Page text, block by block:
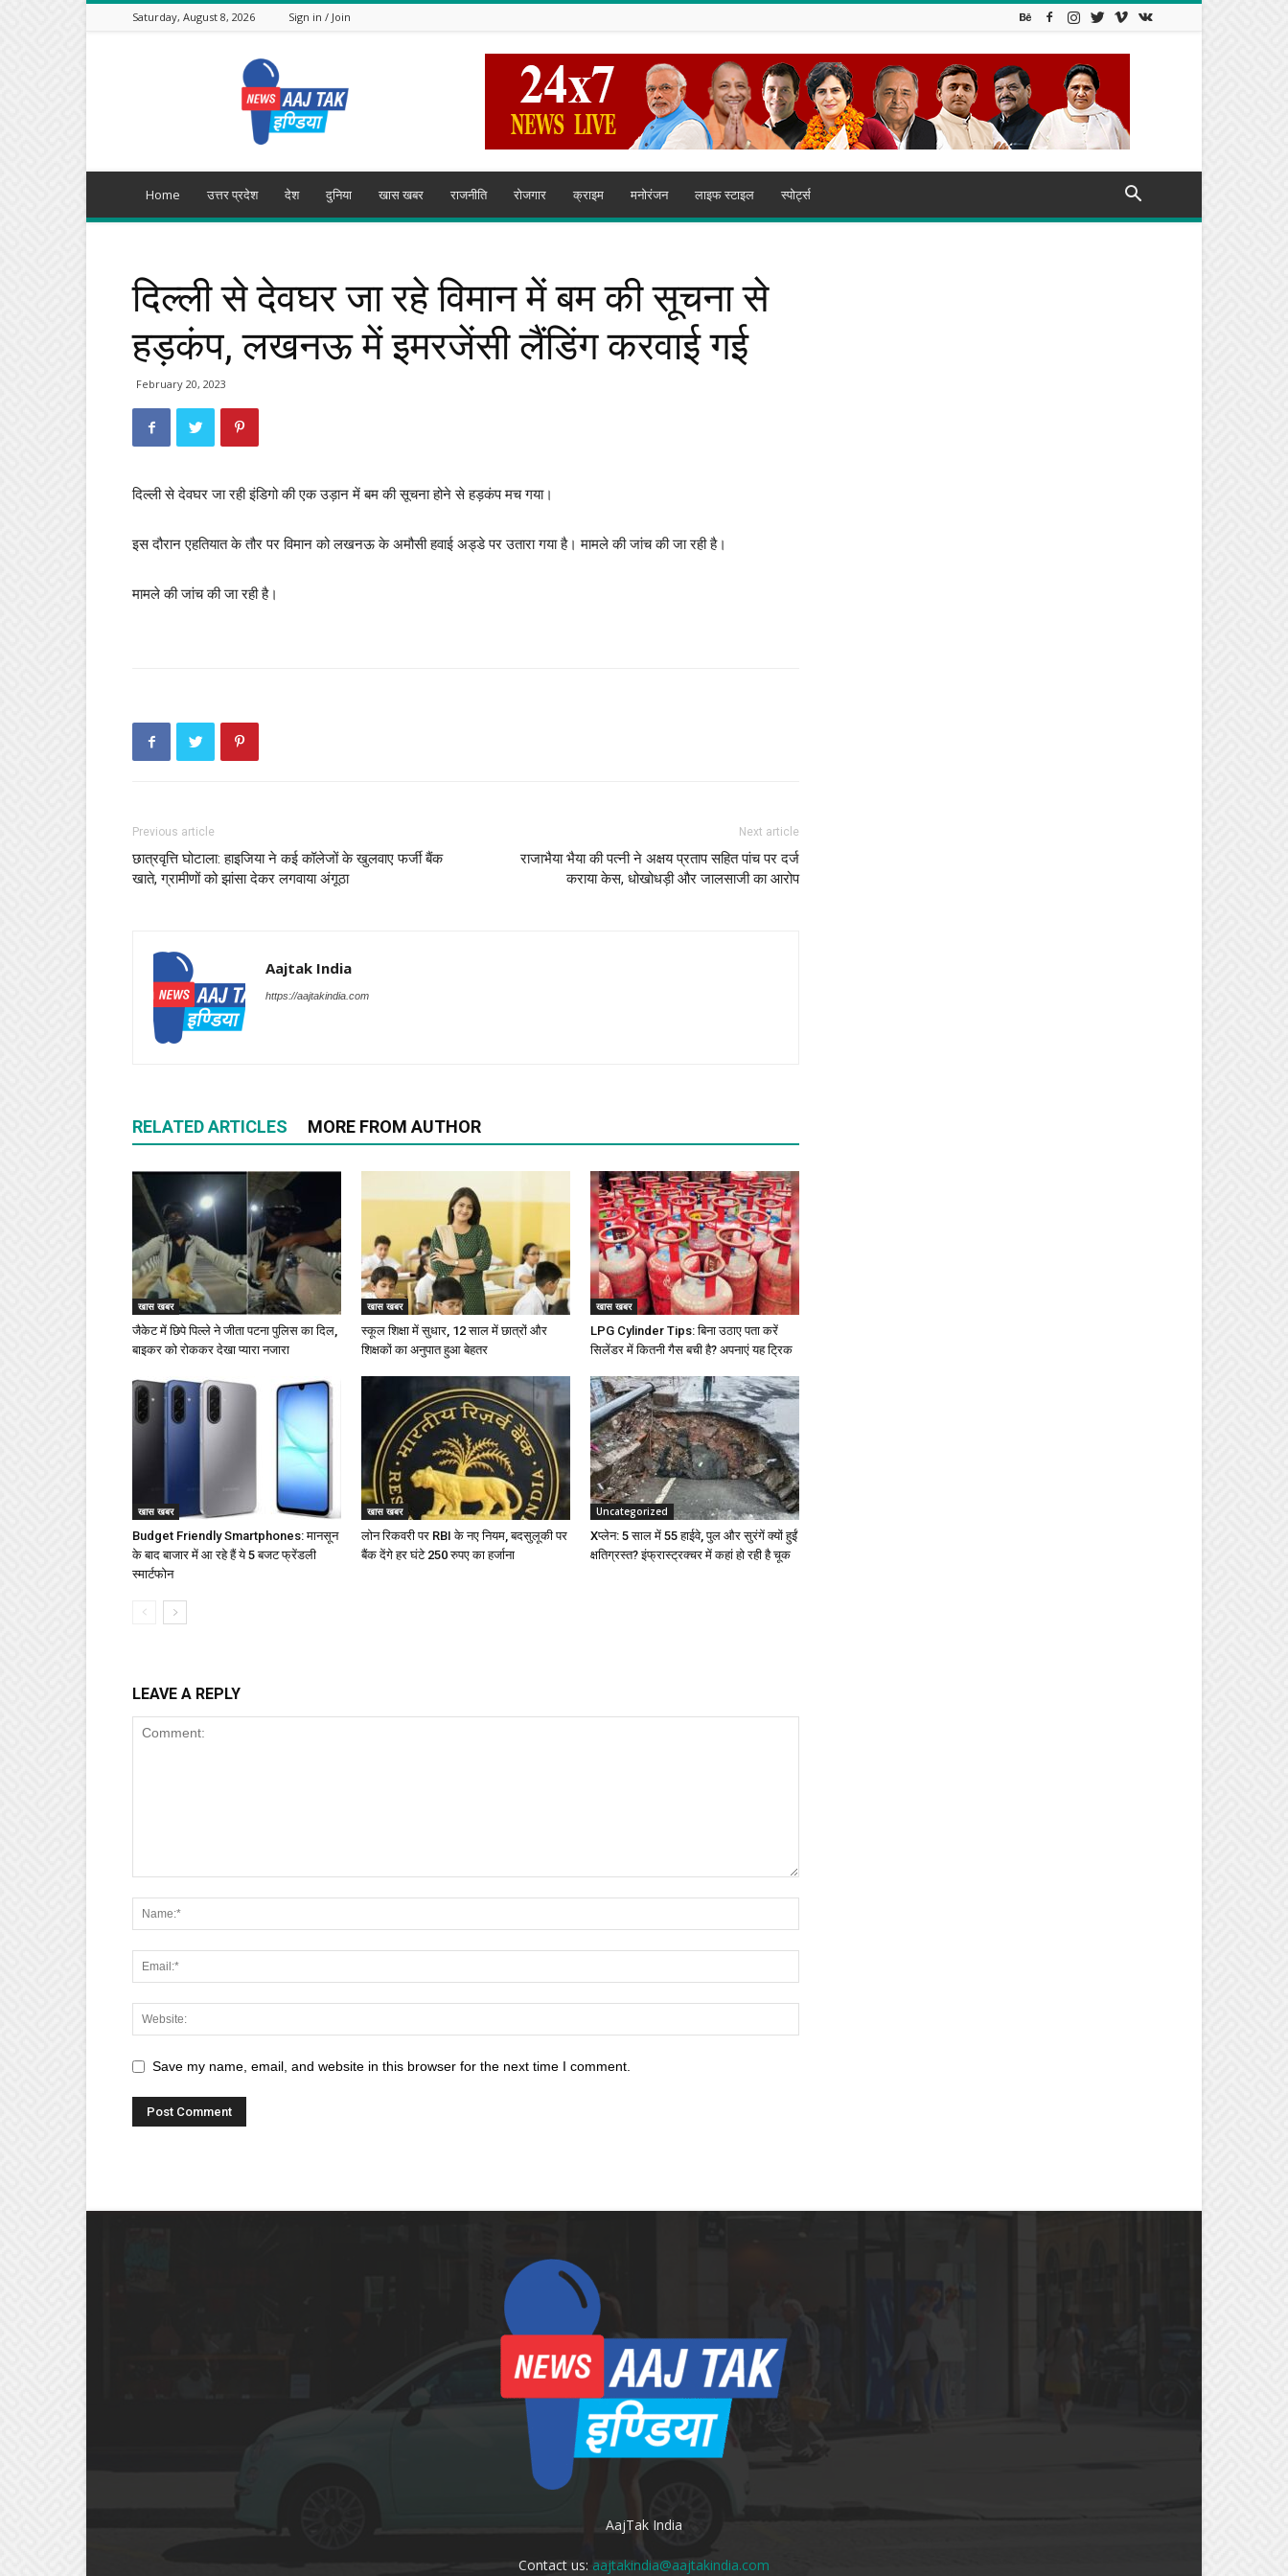
Saturday, August 8, 2026 Sign in / Join
India
Home उत्तर प्रदेश देश दुनिया खास खबर राजनीति रोजगार क्राइम मनोरंजन लाइफ स्टाइल स्पोर्ट्स
दिल्ली से देवघर जा रहे विमान में बम की सूचना से
हड़कंप, लखनऊ में इमरजेंसी लैंडिंग करवाई गई
February 20, 2023
दिल्ली से देवघर जा रही इंडिगो की एक उड़ान में बम की सूचना होने से हड़कंप मच गया।
इस दौरान एहतियात के तौर पर विमान को लखनऊ के अमौसी हवाई अड्डे पर उतारा गया है। मामले की जांच की जा रही है।
मामले की जांच की जा रही है।
Previous article
छात्रवृत्ति घोटाला: हाइजिया ने कई कॉलेजों के खुलवाए फर्जी बैंक
खाते, ग्रामीणों को झांसा देकर लगवाया अंगूठा
Next article
राजाभैया भैया की पत्नी ने अक्षय प्रताप सहित पांच पर दर्ज
कराया केस, धोखोधड़ी और जालसाजी का आरोप
Aajtak India
https://aajtakindia.com
RELATED ARTICLES MORE FROM AUTHOR
खास खबर
जैकेट में छिपे पिल्ले ने जीता पटना पुलिस का दिल,
बाइकर को रोककर देखा प्यारा नजारा
खास खबर
स्कूल शिक्षा में सुधार, 12 साल में छात्रों और
शिक्षकों का अनुपात हुआ बेहतर
खास खबर
LPG Cylinder Tips: बिना उठाए पता करें
सिलेंडर में कितनी गैस बची है? अपनाएं यह ट्रिक
खास खबर
Budget Friendly Smartphones: मानसून
के बाद बाजार में आ रहे हैं ये 5 बजट फ्रेंडली
स्मार्टफोन
खास खबर
लोन रिकवरी पर RBI के नए नियम, बदसुलूकी पर
बैंक देंगे हर घंटे 250 रुपए का हर्जाना
Uncategorized
Xप्लेन: 5 साल में 55 हाईवे, पुल और सुरंगें क्यों हुईं
क्षतिग्रस्त? इंफ्रास्ट्रक्चर में कहां हो रही है चूक
LEAVE A REPLY
Save my name, email, and website in this browser for the next time I comment.
AajTak India
Contact us: aajtakindia@aajtakindia.com